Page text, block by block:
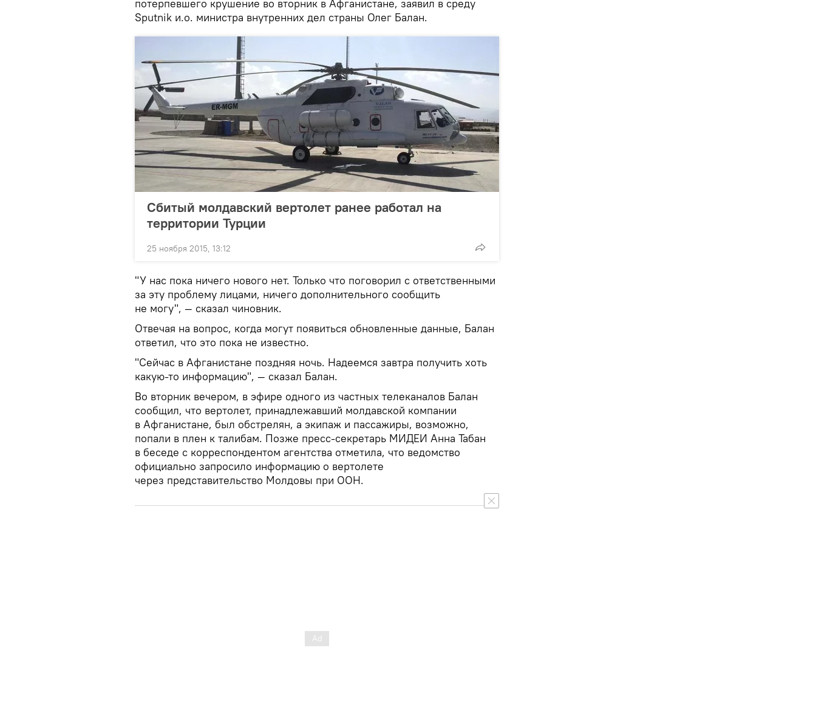
потерпевшего крушение во вторник в Афганистане, заявил в среду
Sputnik и.о. министра внутренних дел страны Олег Балан.
Сбитый молдавский вертолет ранее работал на
территории Турции
25 ноября 2015, 13:12
"У нас пока ничего нового нет. Только что поговорил с ответственными
за эту проблему лицами, ничего дополнительного сообщить
не могу", — сказал чиновник.
Отвечая на вопрос, когда могут появиться обновленные данные, Балан
ответил, что это пока не известно.
"Сейчас в Афганистане поздняя ночь. Надеемся завтра получить хоть
какую-то информацию", — сказал Балан.
Во вторник вечером, в эфире одного из частных телеканалов Балан
сообщил, что вертолет, принадлежавший молдавской компании
в Афганистане, был обстрелян, а экипаж и пассажиры, возможно,
попали в плен к талибам. Позже пресс-секретарь МИДЕИ Анна Табан
в беседе с корреспондентом агентства отметила, что ведомство
официально запросило информацию о вертолете
через представительство Молдовы при ООН.